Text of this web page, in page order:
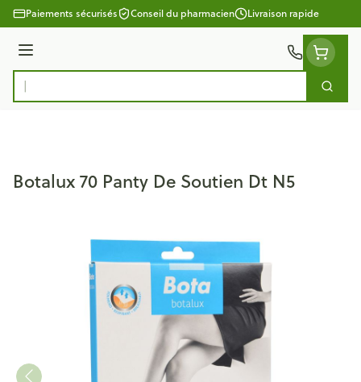
Aller au contenu
Paiements sécurisés Conseil du pharmacien Livraison rapide
Menu
Rechercher
Botalux 70 Panty De Soutien Dt N5